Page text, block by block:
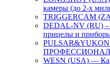
камеры (до 2-х
TRIGGERCAM
DEDAL-NV (RU) –
прицелы и
WESN (USA) —